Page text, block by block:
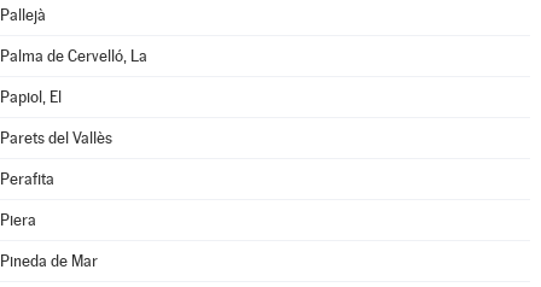
Pallejà
Palma de Cervelló, La
Papiol, El
Parets del Vallès
Perafita
Piera
Pineda de Mar